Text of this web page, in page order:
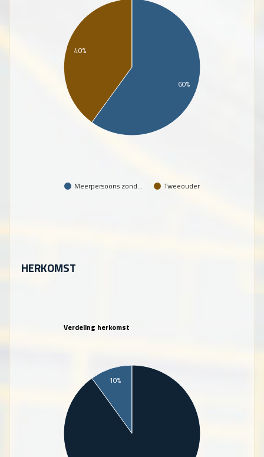
Meerpersoons zond… Tweeouder
40%
60%
HERKOMST
Verdeling herkomst
10%